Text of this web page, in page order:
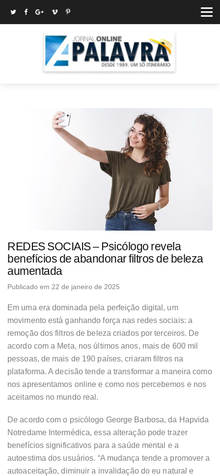
REDES SOCIAIS – Psicólogo revela
benefícios de abandonar filtros de beleza
aumentada
Publicado em 22 de janeiro de 2025
Em uma era dominada pela perfeição digital, um
movimento está ganhando força nas redes sociais: a
remoção dos filtros de beleza criados por terceiros. De
acordo com a Meta, nos últimos anos, mais de 600 mil
pessoas, de mais de 190 países, criaram filtros na
plataforma. A decisão tende a transformar a maneira como
nos apresentamos online e como nos percebemos e nos
aceitamos no mundo real.
De acordo com o psicólogo George Barbosa, da Hapvida
Notredame Intermédica, essa alteração pode trazer
benefícios significativos para a saúde mental e a
autoestima dos usuários. “A mudança tende a promover a
autoaceitação, diminuir a invalidação do eu natural e